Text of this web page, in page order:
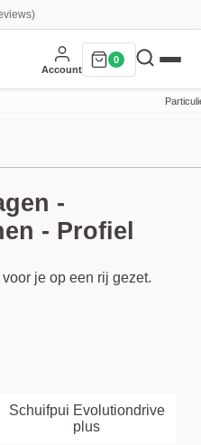
Account
0
-
- Profiel
je op een rij gezet.
Schuifpui Evolutiondrive
plus